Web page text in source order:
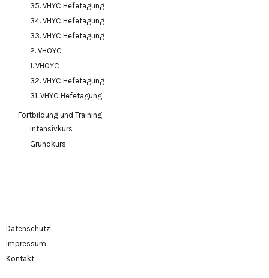
35. VHYC Hefetagung
34. VHYC Hefetagung
33. VHYC Hefetagung
2. VHOYC
1. VHOYC
32. VHYC Hefetagung
31. VHYC Hefetagung
Fortbildung und Training
Intensivkurs
Grundkurs
Datenschutz
Impressum
Kontakt